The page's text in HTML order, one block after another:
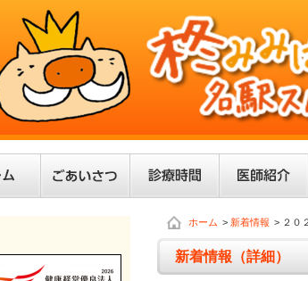
ホーム 新着情報 ２０
新着情報（詳細）